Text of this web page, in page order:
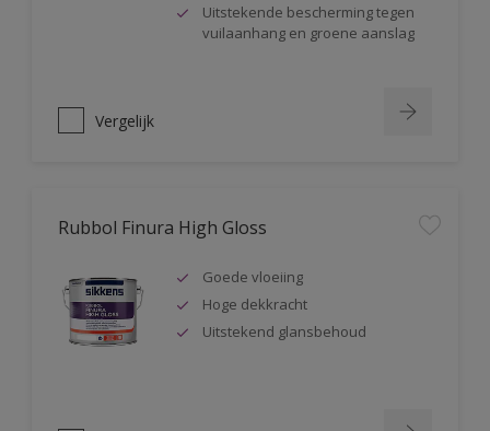
Uitstekende bescherming tegen
vuilaanhang en groene aanslag
Vergelijk
Rubbol Finura High Gloss
Goede vloeiing
Hoge dekkracht
Uitstekend glansbehoud